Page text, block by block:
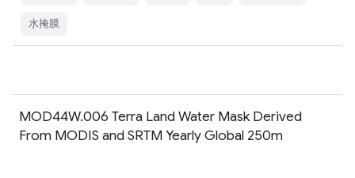
水掩膜
MOD44W.006 Terra Land Water Mask Derived
From MODIS and SRTM Yearly Global 250m